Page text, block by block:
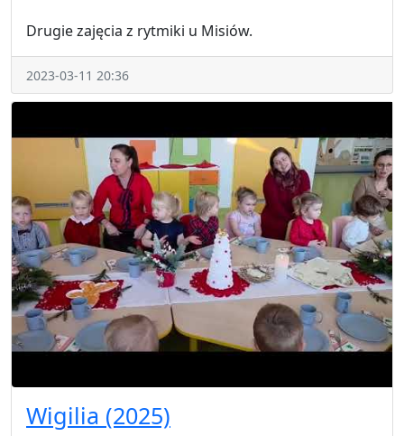
Drugie zajęcia z rytmiki u Misiów.
2023-03-11 20:36
Wigilia (2025)